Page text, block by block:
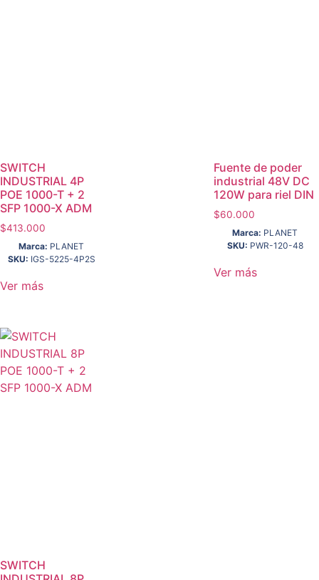
SWITCH
INDUSTRIAL 4P
POE 1000-T + 2
SFP 1000-X ADM
$413.000
Marca: PLANET
SKU: IGS-5225-4P2S
Ver más
Fuente de poder
industrial 48V DC
120W para riel DIN
$60.000
Marca: PLANET
SKU: PWR-120-48
Ver más
SWITCH